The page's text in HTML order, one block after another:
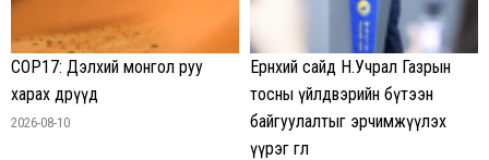
COP17: Дэлхий монгол руу
харах өдрүүд
2026-08-10
Ерөнхий сайд Н.Учрал Газрын
тосны үйлдвэрийн бүтээн
байгуулалтыг эрчимжүүлэх
үүрэг өглөө